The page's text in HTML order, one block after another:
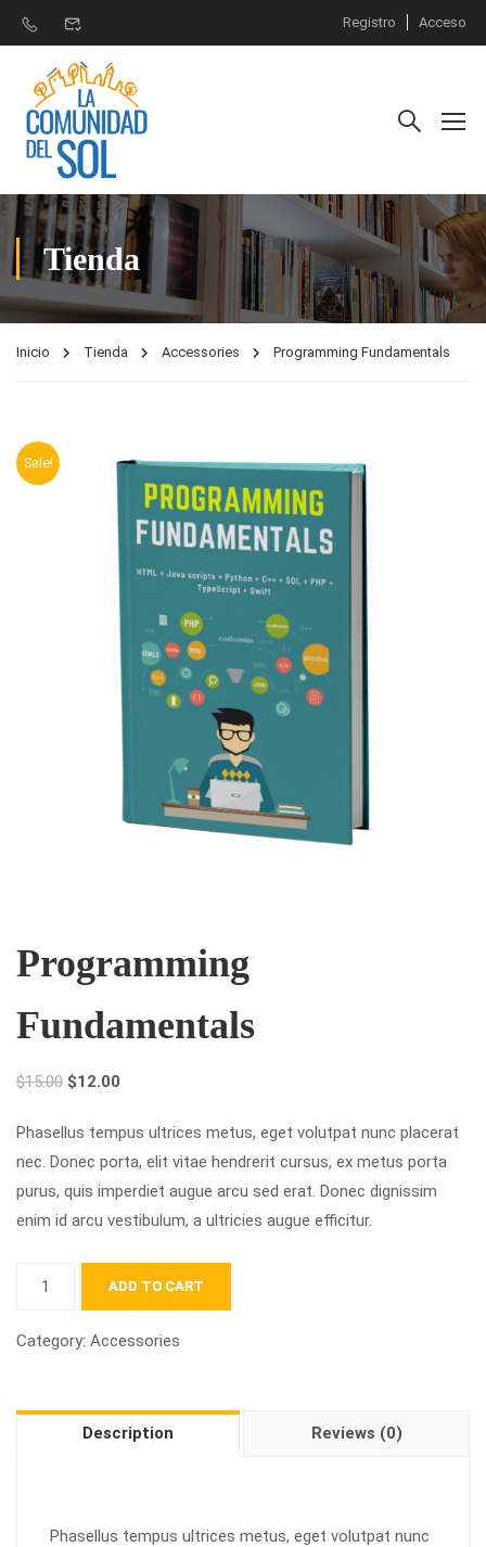
Registro Acceso
Tienda
Inicio Tienda Accessories Programming Fundamentals
Sale!
Programming
Fundamentals
$15.00 $12.00
Phasellus tempus ultrices metus, eget volutpat nunc placerat
nec. Donec porta, elit vitae hendrerit cursus, ex metus porta
purus, quis imperdiet augue arcu sed erat. Donec dignissim
enim id arcu vestibulum, a ultricies augue efficitur.
ADD TO CART
Category: Accessories
Description Reviews (0)
Phasellus tempus ultrices metus, eget volutpat nunc